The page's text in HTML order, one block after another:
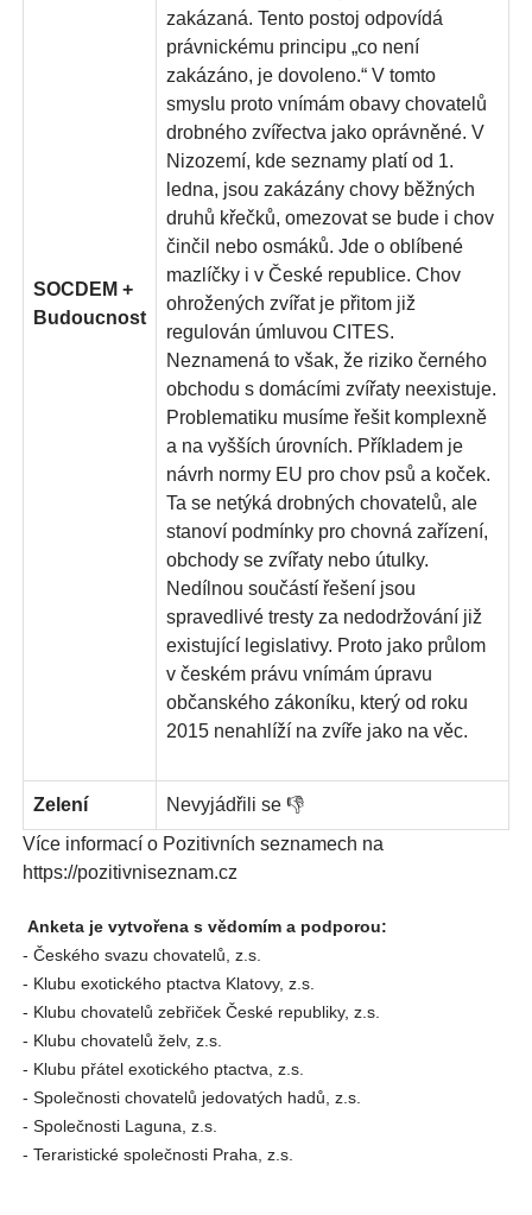
SOCDEM +
Budoucnost
zakázaná. Tento postoj odpovídá
právnickému principu „co není
zakázáno, je dovoleno.“ V tomto
smyslu proto vnímám obavy chovatelů
drobného zvířectva jako oprávněné. V
Nizozemí, kde seznamy platí od 1.
ledna, jsou zakázány chovy běžných
druhů křečků, omezovat se bude i chov
činčil nebo osmáků. Jde o oblíbené
mazlíčky i v České republice. Chov
ohrožených zvířat je přitom již
regulován úmluvou CITES.
Neznamená to však, že riziko černého
obchodu s domácími zvířaty neexistuje.
Problematiku musíme řešit komplexně
a na vyšších úrovních. Příkladem je
návrh normy EU pro chov psů a koček.
Ta se netýká drobných chovatelů, ale
stanoví podmínky pro chovná zařízení,
obchody se zvířaty nebo útulky.
Nedílnou součástí řešení jsou
spravedlivé tresty za nedodržování již
existující legislativy. Proto jako průlom
v českém právu vnímám úpravu
občanského zákoníku, který od roku
2015 nenahlíží na zvíře jako na věc.
Zelení
Nevyjádřili se 👎
Více informací o Pozitivních seznamech na
https://pozitivniseznam.cz
Anketa je vytvořena s vědomím a podporou:
- Českého svazu chovatelů, z.s.
- Klubu exotického ptactva Klatovy, z.s.
- Klubu chovatelů zebřiček České republiky, z.s.
- Klubu chovatelů želv, z.s.
- Klubu přátel exotického ptactva, z.s.
- Společnosti chovatelů jedovatých hadů, z.s.
- Společnosti Laguna, z.s.
- Teraristické společnosti Praha, z.s.